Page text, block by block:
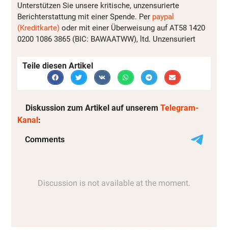
Unterstützen Sie unsere kritische, unzensurierte
Berichterstattung mit einer Spende. Per paypal
(Kreditkarte) oder mit einer Überweisung auf AT58 1420
0200 1086 3865 (BIC: BAWAATWW), ltd. Unzensuriert
Teile diesen Artikel
Diskussion zum Artikel auf unserem Telegram-
Kanal: